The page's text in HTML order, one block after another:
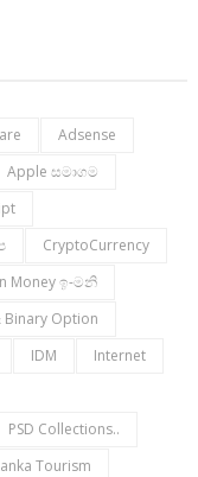
Adsense
Apple සමාගම
CryptoCurrency
Money ඉ-මනි
Binary Option
IDM
Internet
PSD Collections..
Tourism